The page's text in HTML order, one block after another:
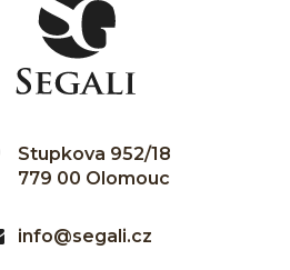
Stupkova 952/18
779 00 Olomouc
info@segali.cz